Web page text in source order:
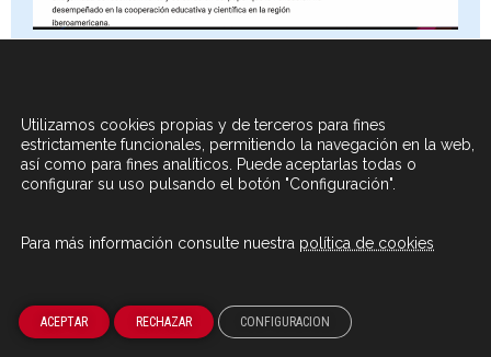
ahora cambian el mundo: 25 años de la Fundación
Carolina
La ‘Fundación Carolina’ está de celebración: cumple 25
iberoamericanos. Por eso, esta madrugada nos han
Premio Princesa de Girona Internacional 2024; Laura
Utilizamos cookies propias y de terceros para fines
estrictamente funcionales, permitiendo la navegación en la web,
así como para fines analíticos. Puede aceptarlas todas o
configurar su uso pulsando el botón "Configuración".
Para más información consulte nuestra política de cookies
ACEPTAR RECHAZAR CONFIGURACION